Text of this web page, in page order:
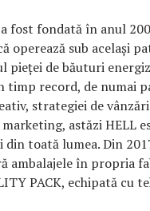
a fost fondată în anul
operează sub același
pieței de băuturi
timp record, de numai
strategiei de
astăzi HELL
din toată lumea. Din
ambalajele în propria
PACK, echipată cu